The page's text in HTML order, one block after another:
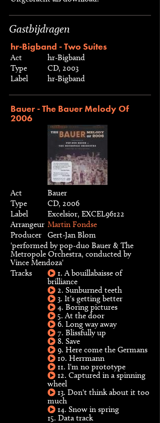
Gastbijdragen
hr-Bigband - Two Suites
Act
hr-Bigband
Type
CD, 2003
Label
hr-Bigband
Bauer - The Bauer Melody Of
2006
Act
Bauer
Type
CD, 2006
Label
Excelsior, EXCEL96122
Arrangeur Martin Fondse
Producer
Gert-Jan Blom
'performed by pop-duo Bauer & The
Metropole Orchestra, conducted by
Vince Mendoza'
Tracks
1. A bouillabaisse of
brilliance
2. Sunburned teeth
3. It's getting better
4. Boring pictures
5. At the door
6. Long way away
7. Blissfully up
8. Save
9. Here come the Germans
10. Herrmann
11. I'm no prototype
12. Captured in a spinning
wheel
13. Don't think about it too
much
14. Snow in spring
15. Data track